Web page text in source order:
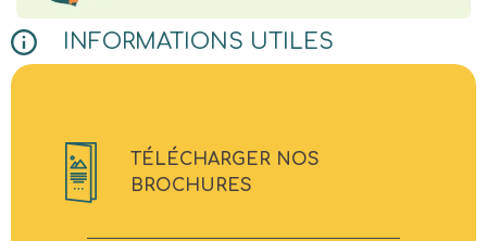
INFORMATIONS UTILES
TÉLÉCHARGER NOS
BROCHURES